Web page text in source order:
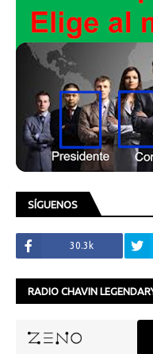
SÍGUENOS
30.3k
RADIO CHAVIN